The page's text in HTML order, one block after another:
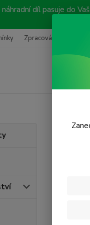
díl pasuje do
Zpracování objednávky
CORSA B